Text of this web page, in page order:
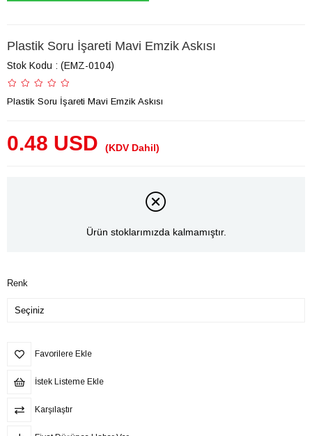
Plastik Soru İşareti Mavi Emzik Askısı
Stok Kodu (EMZ-0104)
Plastik Soru İşareti Mavi Emzik Askısı
0.48 USD (KDV Dahil)
Ürün stoklarımızda kalmamıştır.
Renk
Favorilere Ekle
İstek Listeme Ekle
Karşılaştır